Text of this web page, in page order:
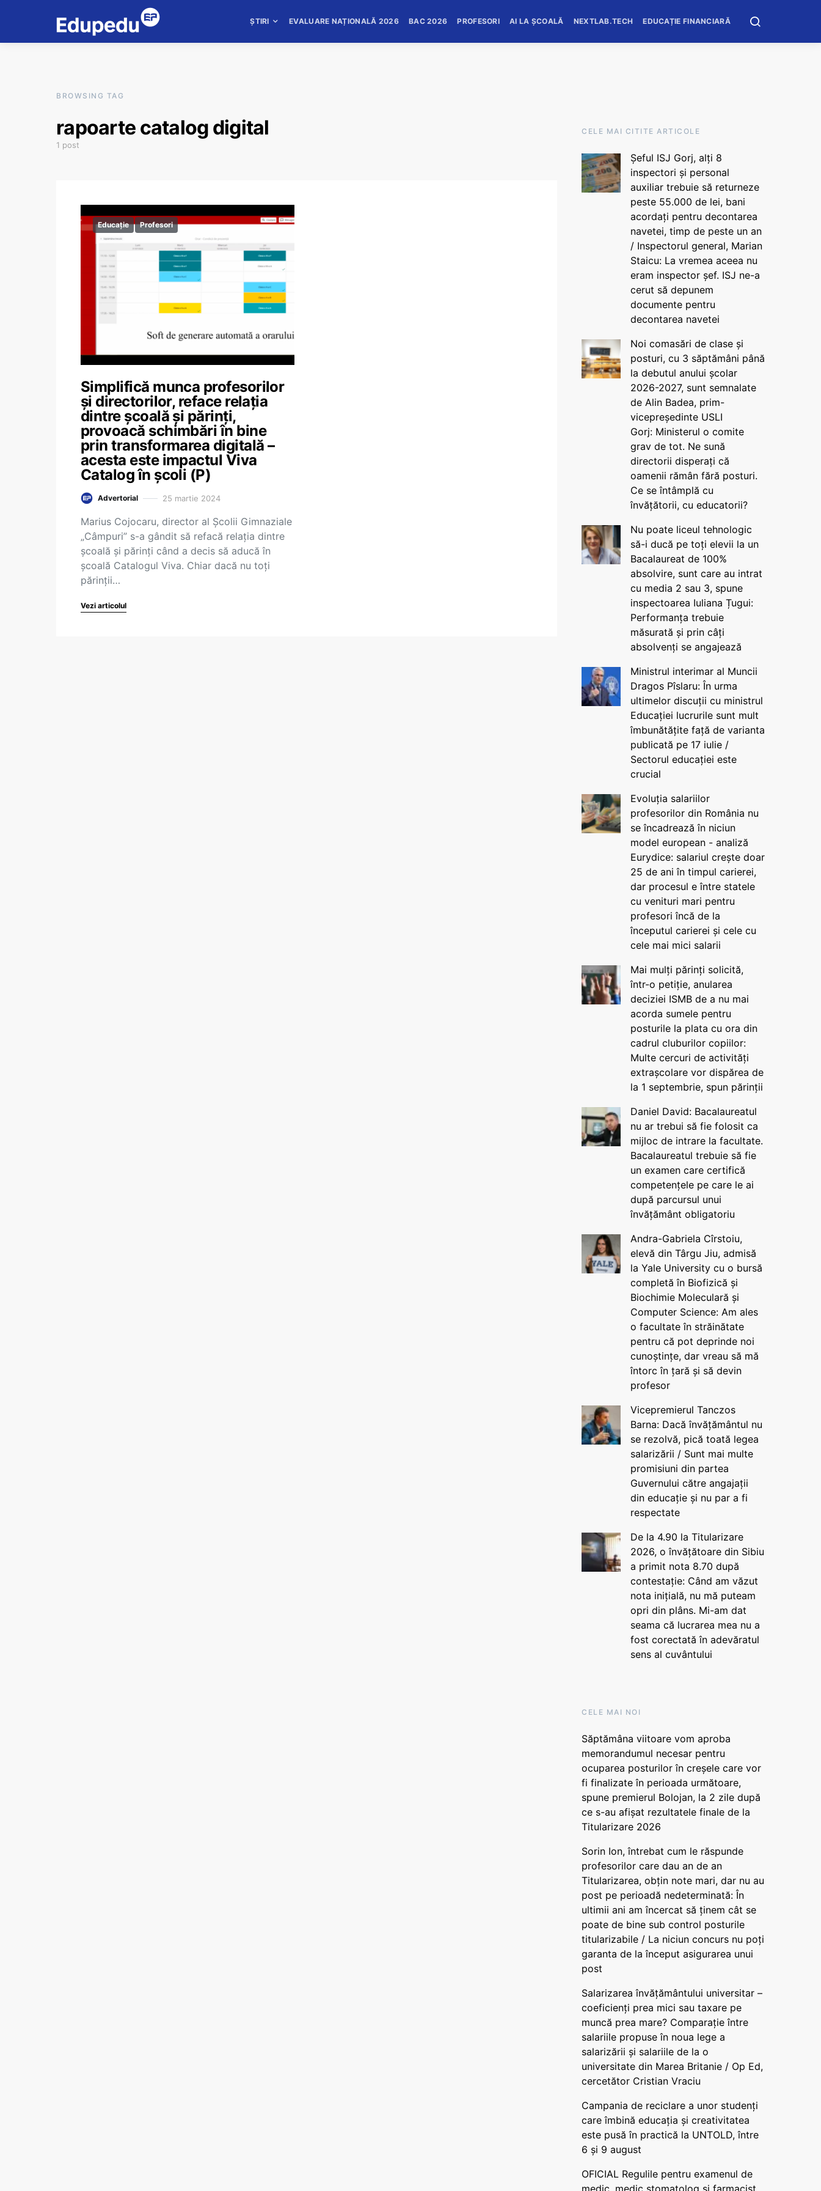
ȘTIRI EVALUARE NAȚIONALĂ 2026 BAC 2026 PROFESORI AI LA ȘCOALĂ NEXTLAB.TECH EDUCAȚIE FINANCIARĂ
BROWSING TAG
rapoarte catalog digital
1 post
Educație Profesori
Simplifică munca profesorilor
și directorilor, reface relația
dintre școală și părinți,
provoacă schimbări în bine
prin transformarea digitală –
acesta este impactul Viva
Catalog în școli (P)
Advertorial 25 martie 2024
Marius Cojocaru, director al Școlii Gimnaziale
„Câmpuri” s-a gândit să refacă relația dintre
școală și părinți când a decis să aducă în
școală Catalogul Viva. Chiar dacă nu toți
părinții…
Vezi articolul
CELE MAI CITITE ARTICOLE
Șeful ISJ Gorj, alți 8
inspectori și personal
auxiliar trebuie să returneze
peste 55.000 de lei, bani
acordați pentru decontarea
navetei, timp de peste un an
/ Inspectorul general, Marian
Staicu: La vremea aceea nu
eram inspector șef. ISJ ne-a
cerut să depunem
documente pentru
decontarea navetei
Noi comasări de clase și
posturi, cu 3 săptămâni până
la debutul anului școlar
2026-2027, sunt semnalate
de Alin Badea, prim-
vicepreședinte USLI
Gorj: Ministerul o comite
grav de tot. Ne sună
directorii disperați că
oamenii rămân fără posturi.
Ce se întâmplă cu
învățătorii, cu educatorii?
Nu poate liceul tehnologic
să-i ducă pe toți elevii la un
Bacalaureat de 100%
absolvire, sunt care au intrat
cu media 2 sau 3, spune
inspectoarea Iuliana Țugui:
Performanța trebuie
măsurată și prin câți
absolvenți se angajează
Ministrul interimar al Muncii
Dragos Pîslaru: În urma
ultimelor discuții cu ministrul
Educației lucrurile sunt mult
îmbunătățite față de varianta
publicată pe 17 iulie /
Sectorul educației este
crucial
Evoluția salariilor
profesorilor din România nu
se încadrează în niciun
model european - analiză
Eurydice: salariul crește doar
25 de ani în timpul carierei,
dar procesul e între statele
cu venituri mari pentru
profesori încă de la
începutul carierei și cele cu
cele mai mici salarii
Mai mulți părinți solicită,
într-o petiție, anularea
deciziei ISMB de a nu mai
acorda sumele pentru
posturile la plata cu ora din
cadrul cluburilor copiilor:
Multe cercuri de activități
extrașcolare vor dispărea de
la 1 septembrie, spun părinții
Daniel David: Bacalaureatul
nu ar trebui să fie folosit ca
mijloc de intrare la facultate.
Bacalaureatul trebuie să fie
un examen care certifică
competențele pe care le ai
după parcursul unui
învățământ obligatoriu
Andra-Gabriela Cîrstoiu,
elevă din Târgu Jiu, admisă
la Yale University cu o bursă
completă în Biofizică și
Biochimie Moleculară și
Computer Science: Am ales
o facultate în străinătate
pentru că pot deprinde noi
cunoștințe, dar vreau să mă
întorc în țară și să devin
profesor
Vicepremierul Tanczos
Barna: Dacă învățământul nu
se rezolvă, pică toată legea
salarizării / Sunt mai multe
promisiuni din partea
Guvernului către angajații
din educație și nu par a fi
respectate
De la 4.90 la Titularizare
2026, o învățătoare din Sibiu
a primit nota 8.70 după
contestație: Când am văzut
nota inițială, nu mă puteam
opri din plâns. Mi-am dat
seama că lucrarea mea nu a
fost corectată în adevăratul
sens al cuvântului
CELE MAI NOI
Săptămâna viitoare vom aproba
memorandumul necesar pentru
ocuparea posturilor în creșele care vor
fi finalizate în perioada următoare,
spune premierul Bolojan, la 2 zile după
ce s-au afișat rezultatele finale de la
Titularizare 2026
Sorin Ion, întrebat cum le răspunde
profesorilor care dau an de an
Titularizarea, obțin note mari, dar nu au
post pe perioadă nedeterminată: În
ultimii ani am încercat să ținem cât se
poate de bine sub control posturile
titularizabile / La niciun concurs nu poți
garanta de la început asigurarea unui
post
Salarizarea învățământului universitar –
coeficienți prea mici sau taxare pe
muncă prea mare? Comparație între
salariile propuse în noua lege a
salarizării și salariile de la o
universitate din Marea Britanie / Op Ed,
cercetător Cristian Vraciu
Campania de reciclare a unor studenți
care îmbină educația și creativitatea
este pusă în practică la UNTOLD, între
6 și 9 august
OFICIAL Regulile pentru examenul de
medic, medic stomatolog și farmacist